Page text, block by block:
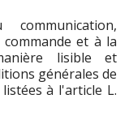
et à la
lisible et
générales de
à l'article L.